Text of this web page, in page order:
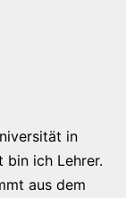
in
ich Lehrer.
aus dem